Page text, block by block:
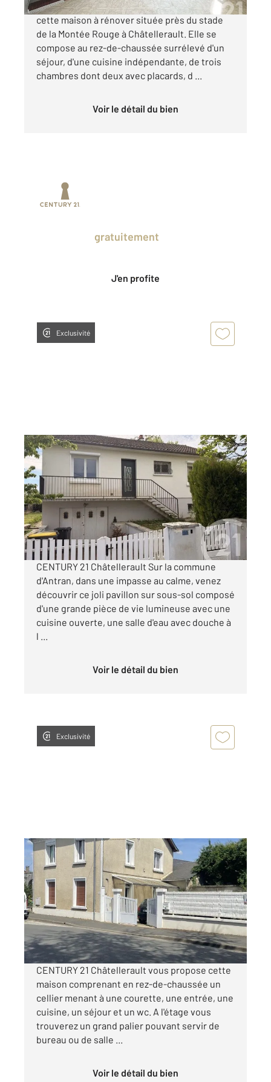
CENTURY 21 CHATELLERAULT Vous propose
cette maison à rénover située près du stade
de la Montée Rouge à Châtellerault. Elle se
compose au rez-de-chaussée surrélevé d'un
séjour, d'une cuisine indépendante, de trois
chambres dont deux avec placards, d ...
Voir le détail du bien
gratuitement
J'en profite
Exclusivité
ANTRAN 86
98,19 m
, 3 pièces
Ref : 11825
Maison à vendre
174 820 €
Visiter le site dédié
CENTURY 21 Châtellerault Sur la commune
d'Antran, dans une impasse au calme, venez
découvrir ce joli pavillon sur sous-sol composé
d'une grande pièce de vie lumineuse avec une
cuisine ouverte, une salle d'eau avec douche à
l ...
Voir le détail du bien
Exclusivité
CHATELLERAULT 86
92,93 m
2, 3 pièces
Ref : 11794
Maison à vendre
113 340 €
Visiter le site dédié
CENTURY 21 Châtellerault vous propose cette
maison comprenant en rez-de-chaussée un
cellier menant à une courette, une entrée, une
cuisine, un séjour et un wc. A l'étage vous
trouverez un grand palier pouvant servir de
bureau ou de salle ...
Voir le détail du bien